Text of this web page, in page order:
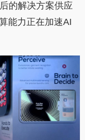
的解决方案供应
能力正在加速AI